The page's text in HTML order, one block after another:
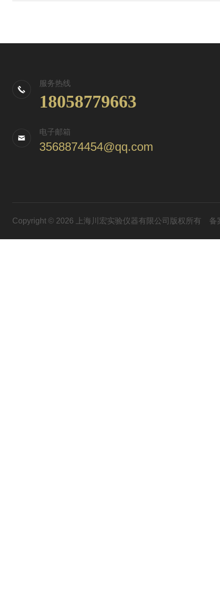
服务热线
18058779663
电子邮箱
3568874454@qq.com
Copyright © 2026 上海川宏实验仪器有限公司版权所有 备